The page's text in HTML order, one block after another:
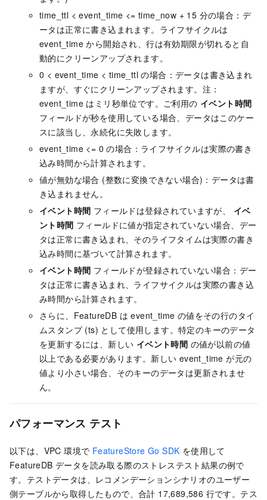
time_ttl < event_time <= time_now + 15 分の場合：デ
ータは正常に書き込まれます。ライフサイクルは
event_time から開始され、行は有効期限が切れると自
動的にクリーンアップされます。
0 < event_time < time_ttl の場合：データは書き込まれ
ますが、すぐにクリーンアップされます。注：
event_time はミリ秒単位です。ご利用の イベント時間
フィールドが秒を使用している場合、データはこのケー
スに該当し、永続化に失敗します。
event_time <= 0 の場合：ライフサイクルは実際の書き
込み時間から計算されます。
値が無効な場合 (整数に変換できない場合)：データは書
き込まれません。
イベント時間 フィールドは登録されていますが、 イベ
ント時間 フィールドに値が指定されていない場合、デー
タは正常に書き込まれ、そのライフタイムは実際の書き
込み時間に基づいて計算されます。
イベント時間 フィールドが登録されていない場合：デー
タは正常に書き込まれ、ライフサイクルは実際の書き込
み時間から計算されます。
さらに、FeatureDB は event_time の値をその行のタイ
ムスタンプ (ts) として使用します。特定のキーのデータ
を更新するには、新しい イベント時間 の値が以前の値
以上である必要があります。新しい event_time が元の
値より小さい場合、そのキーのデータは更新されませ
ん。
パフォーマンス テスト
以下は、VPC 環境で FeatureStore Go SDK を使用して
FeatureDB データを読み取る際のストレステスト結果の例で
す。テストデータは、レコメンデーションシナリオのユーザー
側テーブルから取得したもので、合計 17,689,586 行です。テス